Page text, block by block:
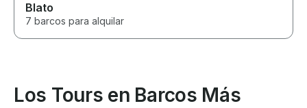
Blato
7 barcos para alquilar
Los Tours en Barcos Más